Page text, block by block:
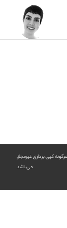
.حقوق تمامی مطالب منتشر شده متعلق به «رنگین‌راه» بوده و هرگونه کپی برداری غیرمجاز
می‌باشد